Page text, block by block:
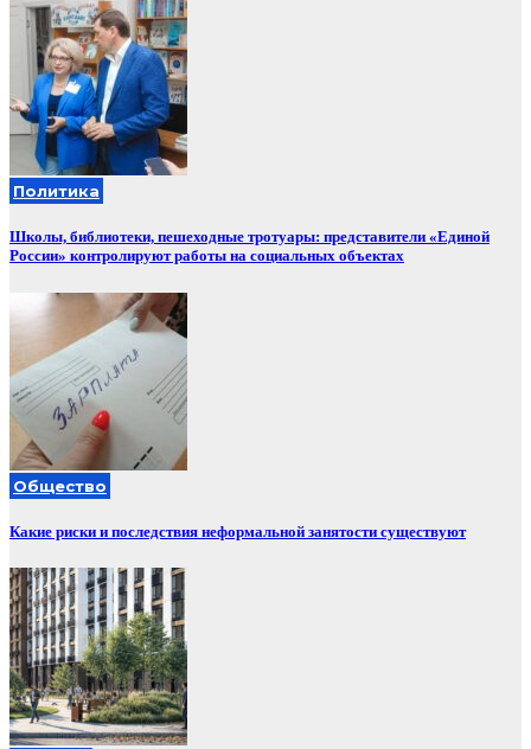
Политика
Школы, библиотеки, пешеходные тротуары: представители «Единой
России» контролируют работы на социальных объектах
Общество
Какие риски и последствия неформальной занятости существуют